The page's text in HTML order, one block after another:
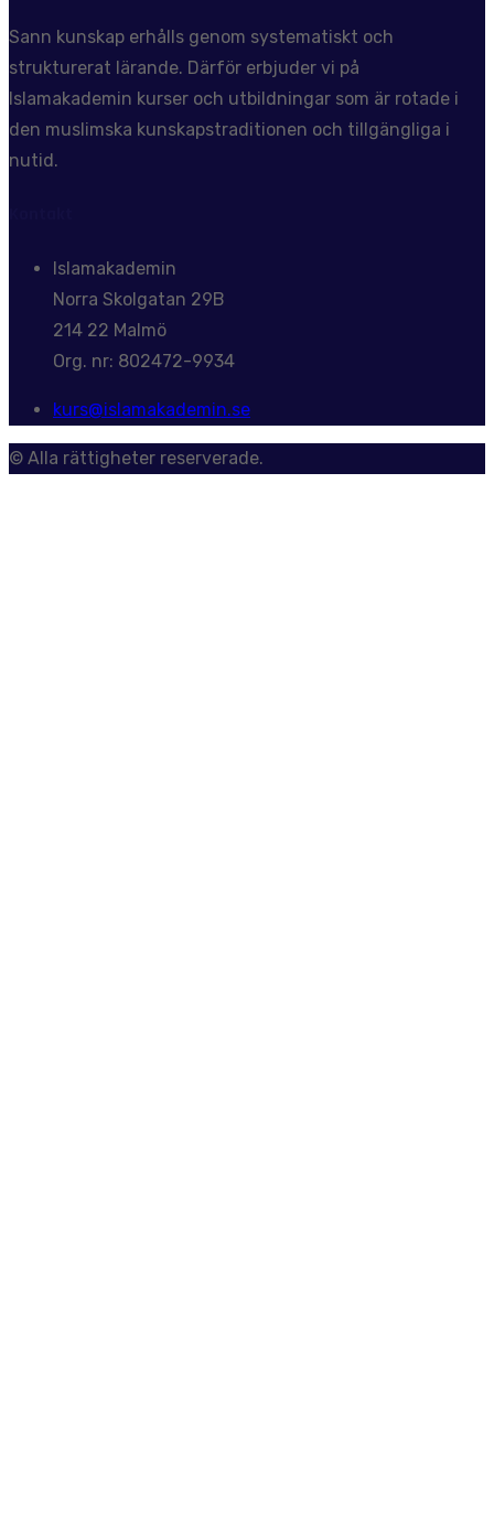
Sann kunskap erhålls genom systematiskt och
strukturerat lärande. Därför erbjuder vi på
Islamakademin kurser och utbildningar som är rotade i
den muslimska kunskapstraditionen och tillgängliga i
nutid.
Islamakademin
Norra Skolgatan 29B
214 22 Malmö
Org. nr: 802472-9934
kurs@islamakademin.se
© Alla rättigheter reserverade.